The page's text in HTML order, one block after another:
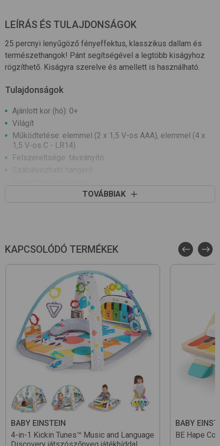
LEÍRÁS ÉS TULAJDONSÁGOK
25 percnyi lenyűgöző fényeffektus, klasszikus dallam és
természethangok! Pánt segítségével a legtöbb kiságyhoz
rögzíthető. Kiságyra szerelve és amellett is használható.
Tulajdonságok
Ajánlott kor (hó): 0+
Világít
Működtetése: elemmel (2 x 1,5 V-os AAA), elemmel (4 x
1,5 V-os C - LR14)
Felszereltsége: távirányító
TOVÁBBIAK
KAPCSOLÓDÓ TERMÉKEK
BABY EINSTEIN
4-in-1 Kickin Tunes™ Music and Language
BABY
BE Hape